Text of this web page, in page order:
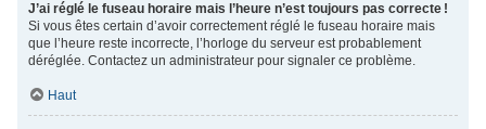
J’ai réglé le fuseau horaire mais l’heure n’est toujours pas correcte !
Si vous êtes certain d’avoir correctement réglé le fuseau horaire mais
que l’heure reste incorrecte, l’horloge du serveur est probablement
déréglée. Contactez un administrateur pour signaler ce problème.
Haut